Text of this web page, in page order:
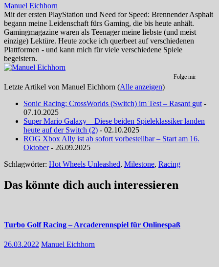
Manuel Eichhorn
Mit der ersten PlayStation und Need for Speed: Brennender Asphalt
begann meine Leidenschaft fürs Gaming, die bis heute anhält.
Gamingmagazine waren als Teenager meine liebste (und meist
einzige) Lektüre. Heute zocke ich querbeet auf verschiedenen
Plattformen - und kann mich für viele verschiedene Spiele
begeistern.
Folge mir
Letzte Artikel von Manuel Eichhorn (Alle anzeigen)
Sonic Racing: CrossWorlds (Switch) im Test – Rasant gut -
07.10.2025
Super Mario Galaxy – Diese beiden Spieleklassiker landen
heute auf der Switch (2) - 02.10.2025
ROG Xbox Ally ist ab sofort vorbestellbar – Start am 16.
Oktober- 26.09.2025
Schlagwörter: Hot Wheels Unleashed, Milestone, Racing
Das könnte dich auch interessieren
Turbo Golf Racing – Arcaderennspiel für Onlinespaß
26.03.2022 Manuel Eichhorn